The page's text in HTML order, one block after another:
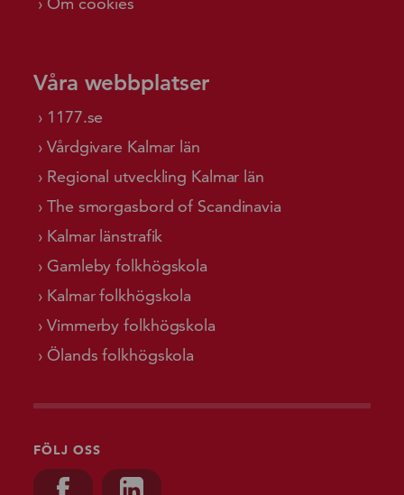
Våra webbplatser
1177.se
Vårdgivare Kalmar län
Regional utveckling Kalmar län
The smorgasbord of Scandinavia
Kalmar länstrafik
Gamleby folkhögskola
Kalmar folkhögskola
Vimmerby folkhögskola
Ölands folkhögskola
FÖLJ OSS
Besök oss på, Facebook
Besök oss på, Linkedin